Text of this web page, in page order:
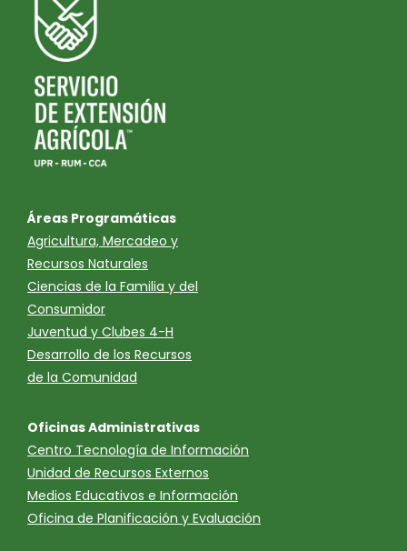
Áreas Programáticas
Agricultura, Mercadeo y
Recursos Naturales
Ciencias de la Familia y del
Consumidor
Juventud y Clubes 4-H
Desarrollo de los Recursos
de la Comunidad
Oficinas Administrativas
Centro Tecnología de Información
Unidad de Recursos Externos
Medios Educativos e Información
Oficina de Planificación y Evaluación